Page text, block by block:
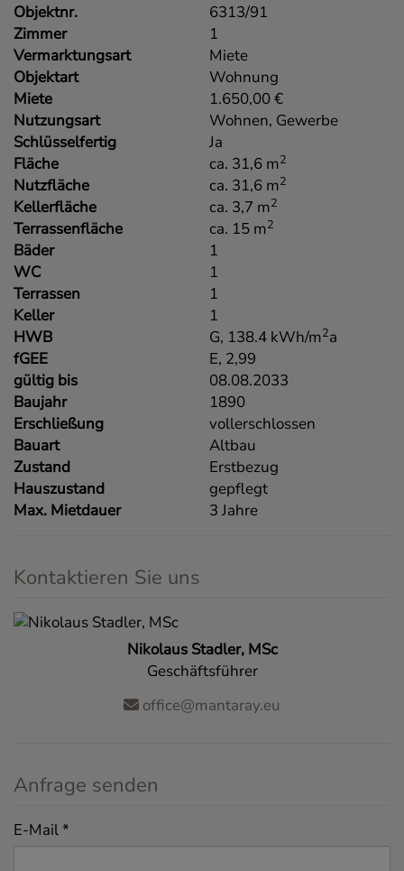
Objektnr.
6313/91
Zimmer
1
Vermarktungsart
Miete
Objektart
Wohnung
Miete
1.650,00 €
Nutzungsart
Wohnen Gewerbe
Schlüsselfertig
Ja
Fläche
ca. 31,6 m2
Nutzfläche ca. 31,6 m2
Kellerfläche ca. 3,7 m2
Terrassenfläche ca. 15 m2
Bäder
1
WC
1
Terrassen
1
Keller
1
HWB
G, 138.4 kWh/m2a
fGEE
E, 2,99
gültig bis
08.08.2033
Baujahr
1890
Erschließung
vollerschlossen
Bauart
Altbau
Zustand
Erstbezug
Hauszustand
gepflegt
Max. Mietdauer
3 Jahre
Kontaktieren Sie uns
Nikolaus Stadler, MSc
Geschäftsführer
office@mantaray.eu
Anfrage senden
E-Mail